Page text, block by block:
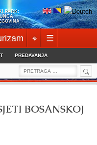
PARK:
⌖ ☰
PREDAVANJA
Search
for:
BOSANSKOJ